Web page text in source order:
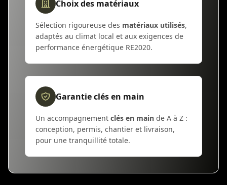
Choix des matériaux
Sélection rigoureuse des matériaux utilisés,
adaptés au climat local et aux exigences de
performance énergétique RE2020.
Garantie clés en main
Un accompagnement clés en main de A à Z :
conception, permis, chantier et livraison,
pour une tranquillité totale.